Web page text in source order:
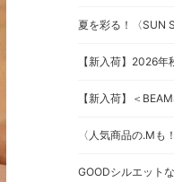
〈人気商品の.Mも